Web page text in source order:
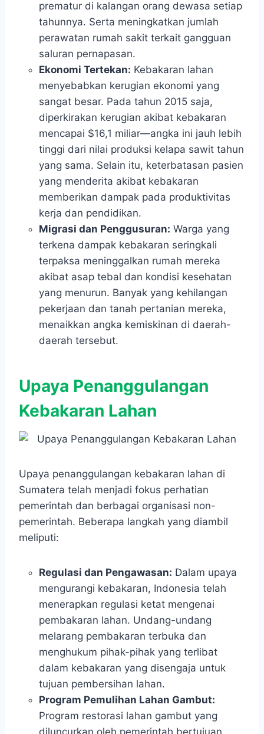
prematur di kalangan orang dewasa setiap
tahunnya. Serta meningkatkan jumlah
perawatan rumah sakit terkait gangguan
saluran pernapasan.
Ekonomi Tertekan: Kebakaran lahan
menyebabkan kerugian ekonomi yang
sangat besar. Pada tahun 2015 saja,
diperkirakan kerugian akibat kebakaran
mencapai $16,1 miliar—angka ini jauh lebih
tinggi dari nilai produksi kelapa sawit tahun
yang sama. Selain itu, keterbatasan pasien
yang menderita akibat kebakaran
memberikan dampak pada produktivitas
kerja dan pendidikan.
Migrasi dan Penggusuran: Warga yang
terkena dampak kebakaran seringkali
terpaksa meninggalkan rumah mereka
akibat asap tebal dan kondisi kesehatan
yang menurun. Banyak yang kehilangan
pekerjaan dan tanah pertanian mereka,
menaikkan angka kemiskinan di daerah-
daerah tersebut.
Upaya Penanggulangan
Kebakaran Lahan
Upaya penanggulangan kebakaran lahan di
Sumatera telah menjadi fokus perhatian
pemerintah dan berbagai organisasi non-
pemerintah. Beberapa langkah yang diambil
meliputi:
Regulasi dan Pengawasan: Dalam upaya
mengurangi kebakaran, Indonesia telah
menerapkan regulasi ketat mengenai
pembakaran lahan. Undang-undang
melarang pembakaran terbuka dan
menghukum pihak-pihak yang terlibat
dalam kebakaran yang disengaja untuk
tujuan pembersihan lahan.
Program Pemulihan Lahan Gambut:
Program restorasi lahan gambut yang